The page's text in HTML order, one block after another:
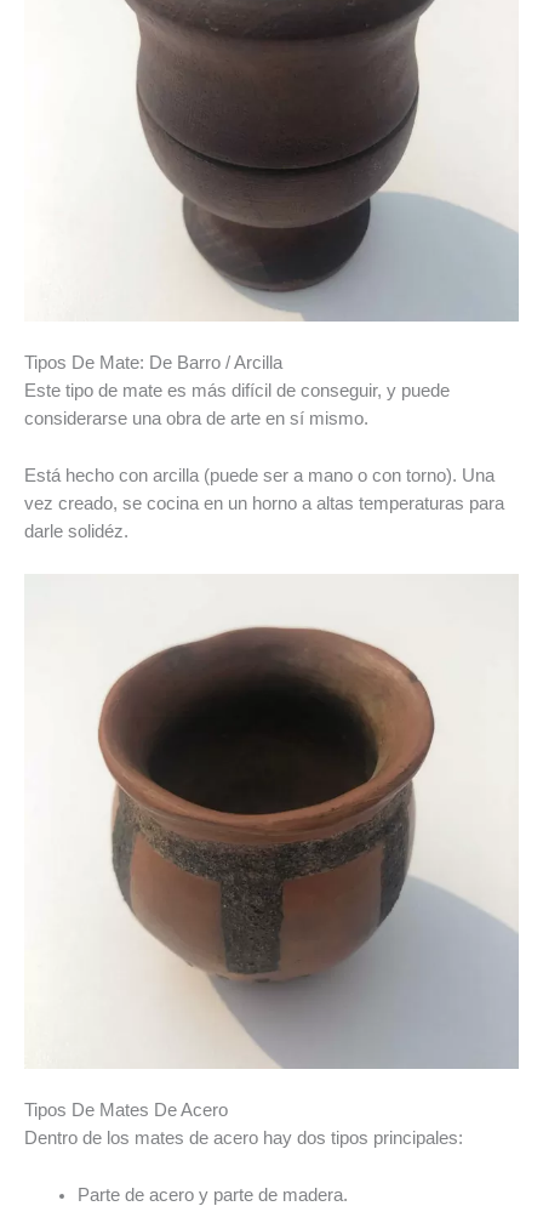
Tipos De Mate: De Barro / Arcilla
Este tipo de mate es más difícil de conseguir, y puede
considerarse una obra de arte en sí mismo.
Está hecho con arcilla (puede ser a mano o con torno). Una
vez creado, se cocina en un horno a altas temperaturas para
darle solidéz.
Tipos De Mates De Acero
Dentro de los mates de acero hay dos tipos principales:
Parte de acero y parte de madera.